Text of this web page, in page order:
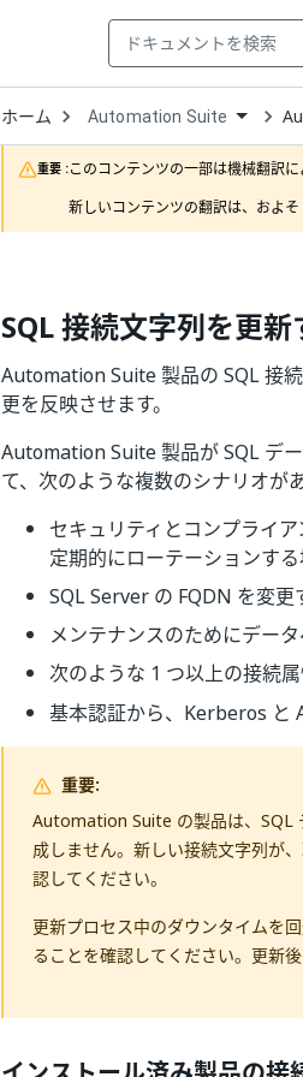
ホーム Open
Dropdown
to
choose
product
Automation Suite
重要 :このコンテンツの一部は機械翻訳
新しいコンテンツの翻訳は、およそ
SQL 接続文字列を更新
Automation Suite 製品の SQL 接
更を反映させます。
Automation Suite 製品が SQL デ
て、次のような複数のシナリオが
セキュリティとコンプライ
定期的にローテーションす
SQL Server の FQDN を変更
メンテナンスのためにデー
次のような 1 つ以上の接続
基本認証から、Kerberos と
重要:
Automation Suite の製品は、SQL
成しません。新しい接続文字列が
認してください。
更新プロセス中のダウンタイムを
ることを確認してください。更新